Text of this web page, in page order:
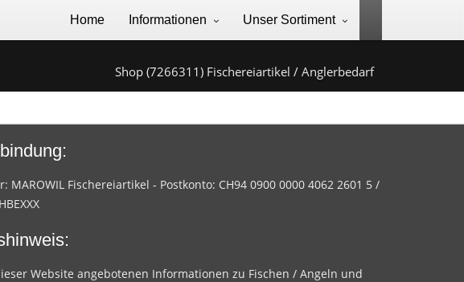
Home Informationen Unser Sortiment
Shop (7266311) Fischereiartikel / Anglerbedarf
MAROWIL Fischereiartikel - Postkonto: CH94 0900 0000 4062 2601 5 /
Website angebotenen Informationen zu Fischen / Angeln und